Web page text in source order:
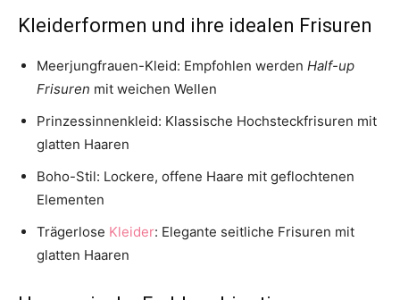
Kleiderformen und ihre idealen Frisuren
Meerjungfrauen-Kleid: Empfohlen werden Half-up
Frisuren mit weichen Wellen
Prinzessinnenkleid: Klassische Hochsteckfrisuren mit
glatten Haaren
Boho-Stil: Lockere, offene Haare mit geflochtenen
Elementen
Trägerlose Kleider: Elegante seitliche Frisuren mit
glatten Haaren